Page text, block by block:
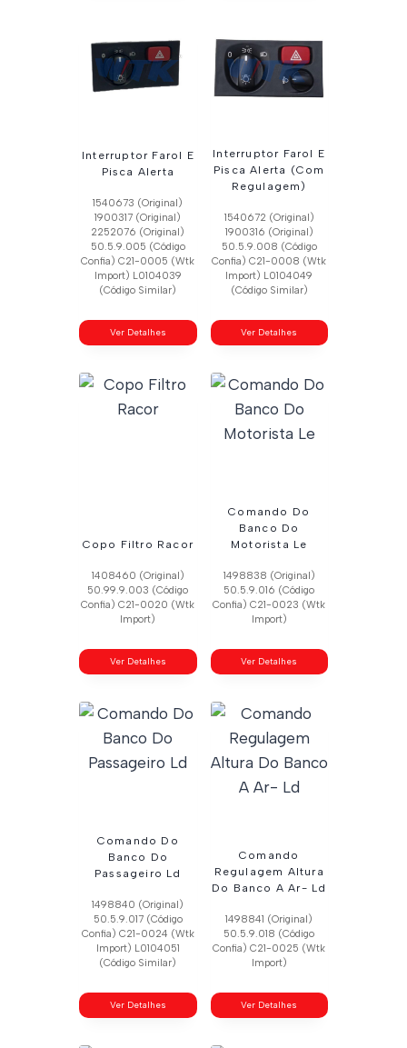
Interruptor Farol E
Pisca Alerta
1540673 (Original)
1900317 (Original)
2252076 (Original)
50.5.9.005 (Código
Confia) C21-0005 (Wtk
Import) L0104039
(Código Similar)
Ver Detalhes
Interruptor Farol E
Pisca Alerta (Com
Regulagem)
1540672 (Original)
1900316 (Original)
50.5.9.008 (Código
Confia) C21-0008 (Wtk
Import) L0104049
(Código Similar)
Ver Detalhes
Copo Filtro Racor
1408460 (Original)
50.99.9.003 (Código
Confia) C21-0020 (Wtk
Import)
Ver Detalhes
Comando Do
Banco Do
Motorista Le
1498838 (Original)
50.5.9.016 (Código
Confia) C21-0023 (Wtk
Import)
Ver Detalhes
Comando Do
Banco Do
Passageiro Ld
1498840 (Original)
50.5.9.017 (Código
Confia) C21-0024 (Wtk
Import) L0104051
(Código Similar)
Ver Detalhes
Comando
Regulagem Altura
Do Banco A Ar- Ld
1498841 (Original)
50.5.9.018 (Código
Confia) C21-0025 (Wtk
Import)
Ver Detalhes